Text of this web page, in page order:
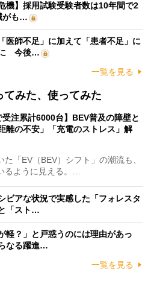
機】採用試験受験者数は10年間で2
がも…
医師不足」に加えて「患者不足」に
に 今後…
一覧を見る
みた、使ってみた
受注累計6000台】BEV普及の障壁と
離の不安」「充電のストレス」解
「EV（BEV）シフト」の潮流も、
るように見える。…
ビアな状況で実感した「フォレスタ
「スト…
軽？」と戸惑うのには理由があっ
なる躍進…
一覧を見る